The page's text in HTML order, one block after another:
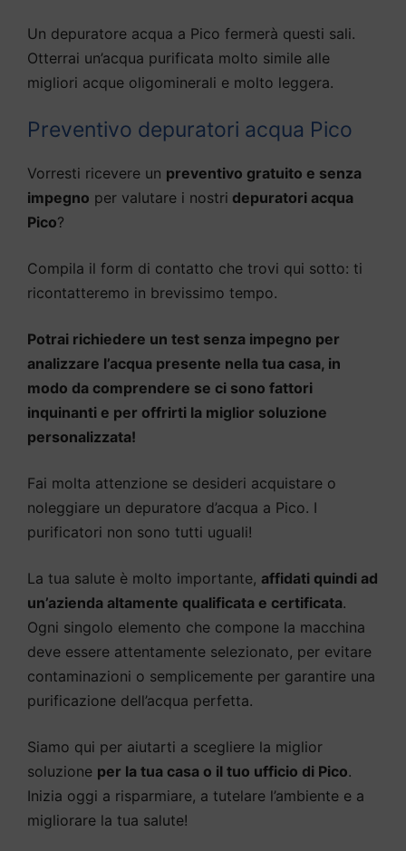
Un depuratore acqua a Pico fermerà questi sali.
Otterrai un’acqua purificata molto simile alle
migliori acque oligominerali e molto leggera.
Preventivo depuratori acqua Pico
Vorresti ricevere un preventivo gratuito e senza
impegno per valutare i nostri depuratori acqua
Pico?
Compila il form di contatto che trovi qui sotto: ti
ricontatteremo in brevissimo tempo.
Potrai richiedere un test senza impegno per
analizzare l’acqua presente nella tua casa, in
modo da comprendere se ci sono fattori
inquinanti e per offrirti la miglior soluzione
personalizzata!
Fai molta attenzione se desideri acquistare o
noleggiare un depuratore d’acqua a Pico. I
purificatori non sono tutti uguali!
La tua salute è molto importante, affidati quindi ad
un’azienda altamente qualificata e certificata.
Ogni singolo elemento che compone la macchina
deve essere attentamente selezionato, per evitare
contaminazioni o semplicemente per garantire una
purificazione dell’acqua perfetta.
Siamo qui per aiutarti a scegliere la miglior
soluzione per la tua casa o il tuo ufficio di Pico.
Inizia oggi a risparmiare, a tutelare l’ambiente e a
migliorare la tua salute!